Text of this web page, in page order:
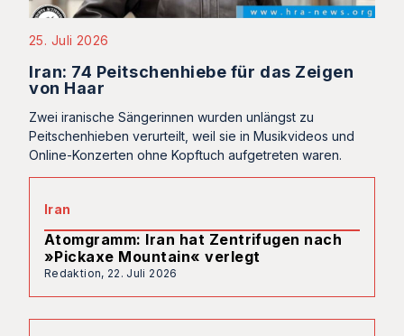
25. Juli 2026
Iran: 74 Peitschenhiebe für das Zeigen
von Haar
Zwei iranische Sängerinnen wurden unlängst zu
Peitschenhieben verurteilt, weil sie in Musikvideos und
Online-Konzerten ohne Kopftuch aufgetreten waren.
Iran
Atomgramm: Iran hat Zentrifugen nach
»Pickaxe Mountain« verlegt
Redaktion, 22. Juli 2026